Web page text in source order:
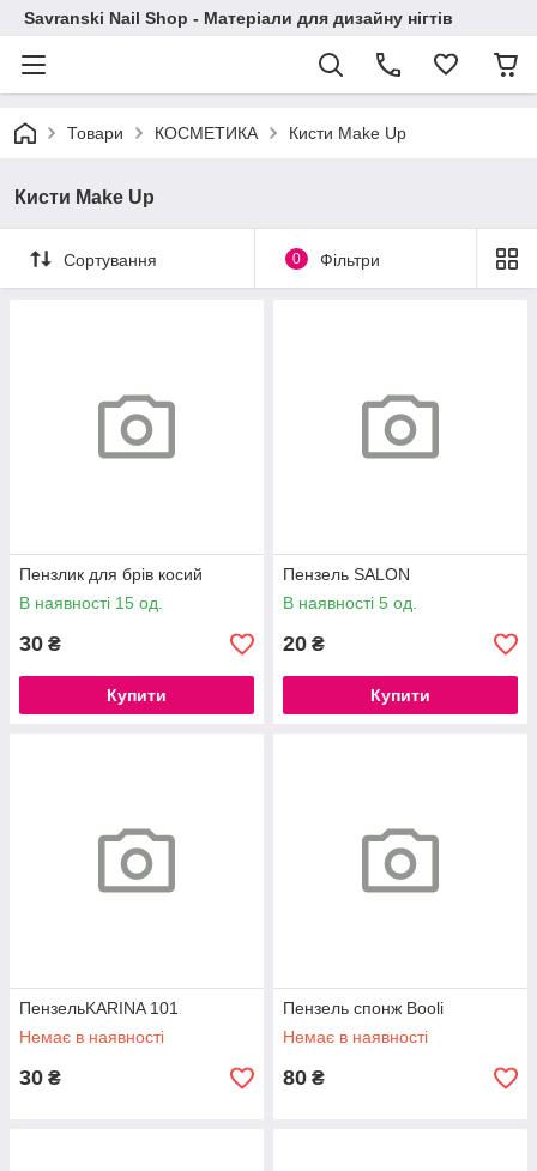
Savranski Nail Shop - Матеріали для дизайну нігтів
Товари КОСМЕТИКА Кисти Make Up
Кисти Make Up
Сортування 0 Фільтри
Пензлик для брів косий
В наявності 15 од.
30 ₴
Купити
Пензель SALON
В наявності 5 од.
20 ₴
Купити
ПензельKARINA 101
Немає в наявності
30 ₴
Пензель спонж Booli
Немає в наявності
80 ₴